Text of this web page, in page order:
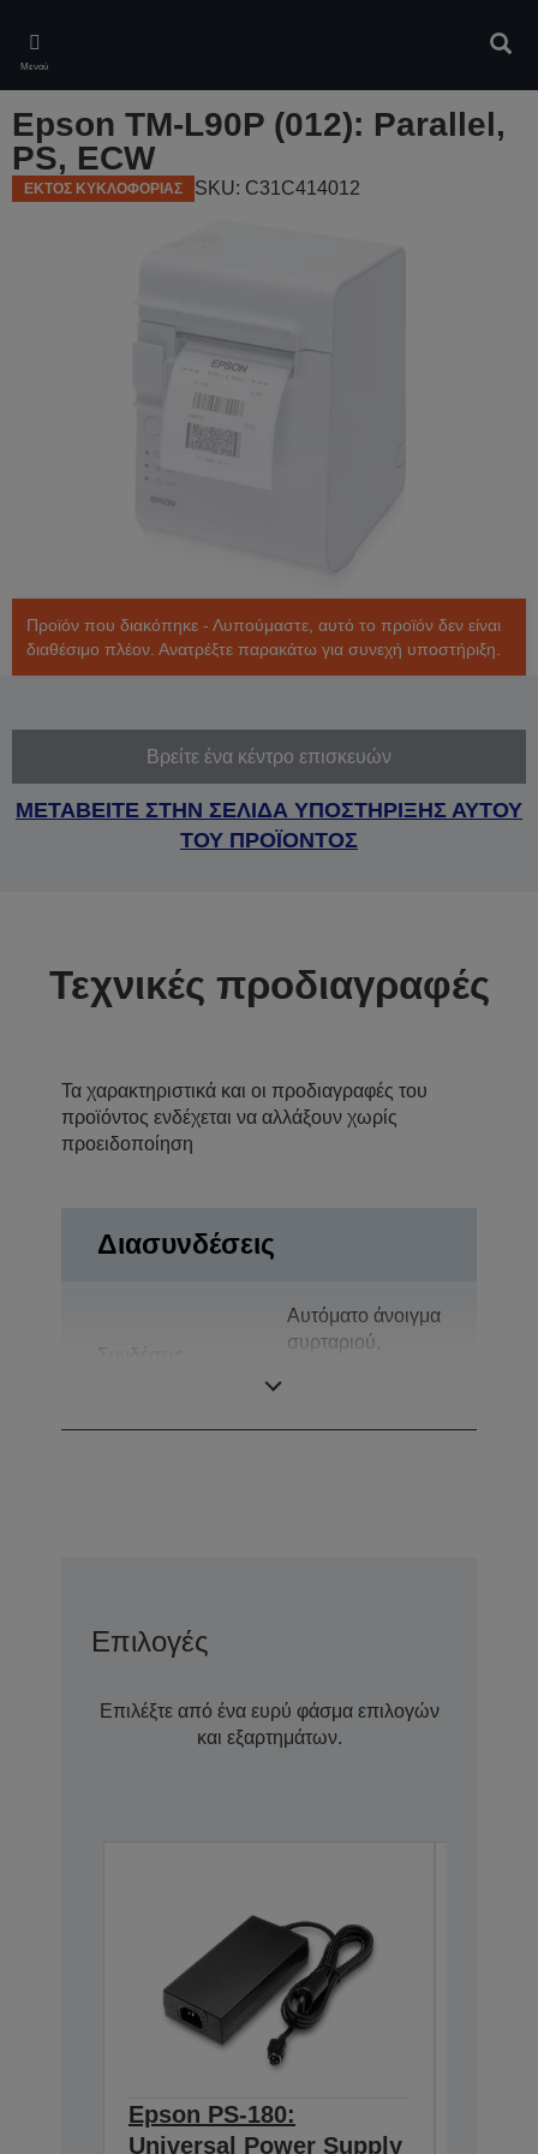
main
content
Μενού
Epson TM-L90P (012): Parallel,
PS, ECW
ΕΚΤΟΣ ΚΥΚΛΟΦΟΡΙΑΣ SKU: C31C414012
Προϊόν που διακόπηκε - Λυπούμαστε, αυτό το προϊόν δεν είναι
διαθέσιμο πλέον. Ανατρέξτε παρακάτω για συνεχή υποστήριξη.
Βρείτε ένα κέντρο επισκευών
ΜΕΤΑΒΕΙΤΕ ΣΤΗΝ ΣΕΛΙΔΑ ΥΠΟΣΤΗΡΙΞΗΣ ΑΥΤΟΥ
ΤΟΥ ΠΡΟΪΟΝΤΟΣ
Τεχνικές προδιαγραφές
Τα χαρακτηριστικά και οι προδιαγραφές του
προϊόντος ενδέχεται να αλλάξουν χωρίς
προειδοποίηση
Διασυνδέσεις
Αυτόματο άνοιγμα
συρταριού,
Επιλογές
Επιλέξτε από ένα ευρύ φάσμα επιλογών
και εξαρτημάτων.
Epson PS-180:
Universal Power Supply